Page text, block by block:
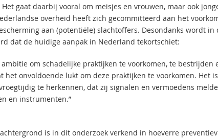
Het gaat daarbij vooral om meisjes en vrouwen, maar ook
overheid heeft zich gecommitteerd aan het
aan (potentiële) slachtoffers. Desondanks wordt in
dat de huidige aanpak in Nederland tekortschiet:
ambitie om schadelijke praktijken te voorkomen, te
het onvoldoende lukt om deze praktijken te voorkomen. Het
te herkennen, dat zij signalen en vermoedens
en instrumenten.”
is in dit onderzoek verkend in hoeverre